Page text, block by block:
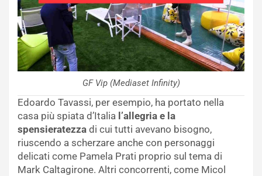
GF Vip (Mediaset Infinity)
Edoardo Tavassi, per esempio, ha portato nella
casa più spiata d’Italia l’allegria e la
spensieratezza di cui tutti avevano bisogno,
riuscendo a scherzare anche con personaggi
delicati come Pamela Prati proprio sul tema di
Mark Caltagirone. Altri concorrenti, come Micol